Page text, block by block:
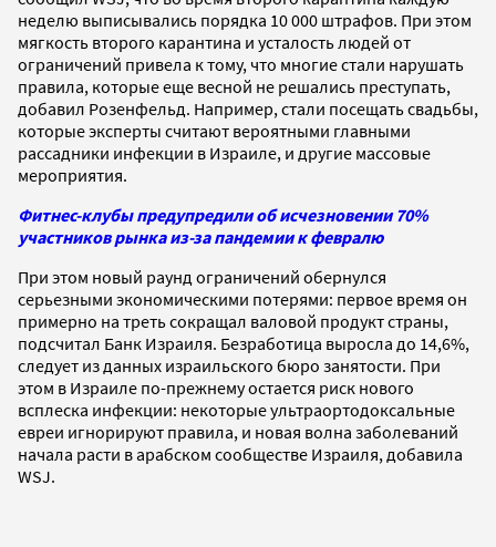
неделю выписывались порядка 10 000 штрафов. При этом
мягкость второго карантина и усталость людей от
ограничений привела к тому, что многие стали нарушать
правила, которые еще весной не решались преступать,
добавил Розенфельд. Например, стали посещать свадьбы,
которые эксперты считают вероятными главными
рассадники инфекции в Израиле, и другие массовые
мероприятия.
Фитнес-клубы предупредили об исчезновении 70%
участников рынка из-за пандемии к февралю
При этом новый раунд ограничений обернулся
серьезными экономическими потерями: первое время он
примерно на треть сокращал валовой продукт страны,
подсчитал Банк Израиля. Безработица выросла до 14,6%,
следует из данных израильского бюро занятости. При
этом в Израиле по-прежнему остается риск нового
всплеска инфекции: некоторые ультраортодоксальные
евреи игнорируют правила, и новая волна заболеваний
начала расти в арабском сообществе Израиля, добавила
WSJ.